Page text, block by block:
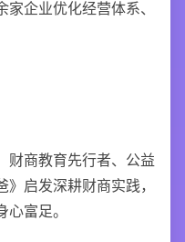
企业优化经营体系、
财商教育先行者、公益
启发深耕财商实践，
富足。